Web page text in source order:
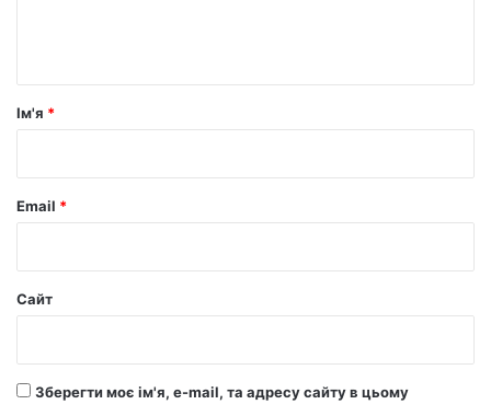
рІм'я *
Email *
Сайт
Зберегти моє ім'я, e-mail, та адресу сайту в цьому